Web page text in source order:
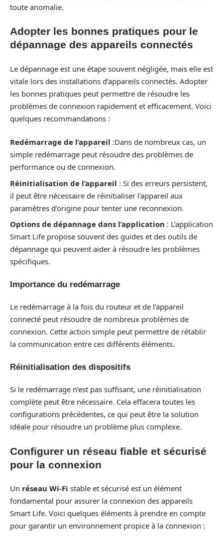
toute anomalie.
Adopter les bonnes pratiques pour le
dépannage des appareils connectés
Le dépannage est une étape souvent négligée, mais elle est
vitale lors des installations d’appareils connectés. Adopter
les bonnes pratiques peut permettre de résoudre les
problèmes de connexion rapidement et efficacement. Voici
quelques recommandations :
Redémarrage de l’appareil :Dans de nombreux cas, un
simple redémarrage peut résoudre des problèmes de
performance ou de connexion.
Réinitialisation de l’appareil : Si des erreurs persistent,
il peut être nécessaire de réinitialiser l’appareil aux
paramètres d’origine pour tenter une reconnexion.
Options de dépannage dans l’application : L’application
Smart Life propose souvent des guides et des outils de
dépannage qui peuvent aider à résoudre les problèmes
spécifiques.
Importance du redémarrage
Le redémarrage à la fois du routeur et de l’appareil
connecté peut résoudre de nombreux problèmes de
connexion. Cette action simple peut permettre de rétablir
la communication entre ces différents éléments.
Réinitialisation des dispositifs
Si le redémarrage n’est pas suffisant, une réinitialisation
complète peut être nécessaire. Cela effacera toutes les
configurations précédentes, ce qui peut être la solution
idéale pour résoudre un problème plus complexe.
Configurer un réseau fiable et sécurisé
pour la connexion
Un réseau Wi-Fi stable et sécurisé est un élément
fondamental pour assurer la connexion des appareils
Smart Life. Voici quelques éléments à prendre en compte
pour garantir un environnement propice à la connexion :